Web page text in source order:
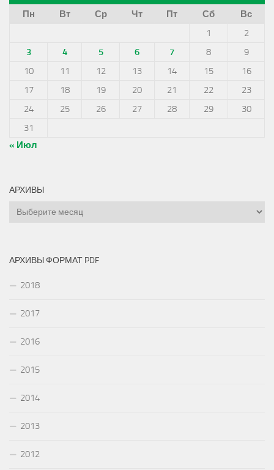
Пн
Вт Ср Чт Пт Сб
Вс
1
2
3
4 5 6 7 8
9
10
11 12 13 14 15
16
17
18 19 20 21 22
23
24
25 26 27 28 29
30
31
« Июл
АРХИВЫ
Архивы
АРХИВЫ ФОРМАТ PDF
2018
2017
2016
2015
2014
2013
2012